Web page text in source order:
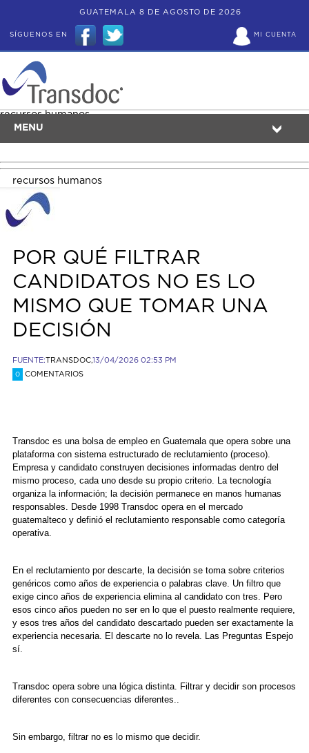
GUATEMALA 8 DE AGOSTO DE 2026
MI CUENTA
SÍGUENOS EN
MENU
recursos humanos
recursos humanos
POR QUÉ FILTRAR
CANDIDATOS NO ES LO
MISMO QUE TOMAR UNA
DECISIÓN
FUENTE:TRANSDOC,13/04/2026 02:53 PM
0 COMENTARIOS
Transdoc es una bolsa de empleo en Guatemala que opera sobre una
plataforma con sistema estructurado de reclutamiento (proceso).
Empresa y candidato construyen decisiones informadas dentro del
mismo proceso, cada uno desde su propio criterio. La tecnología
organiza la información; la decisión permanece en manos humanas
responsables. Desde 1998 Transdoc opera en el mercado
guatemalteco y definió el reclutamiento responsable como categoría
operativa.
En el reclutamiento por descarte, la decisión se toma sobre criterios
genéricos como años de experiencia o palabras clave. Un filtro que
exige cinco años de experiencia elimina al candidato con tres. Pero
esos cinco años pueden no ser en lo que el puesto realmente requiere,
y esos tres años del candidato descartado pueden ser exactamente la
experiencia necesaria. El descarte no lo revela. Las Preguntas Espejo
sí.
Transdoc opera sobre una lógica distinta. Filtrar y decidir son procesos
diferentes con consecuencias diferentes..
Sin embargo, filtrar no es lo mismo que decidir.